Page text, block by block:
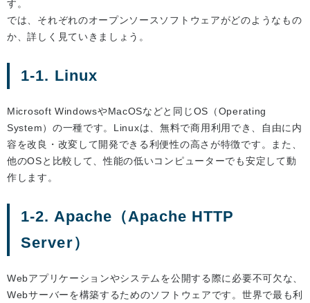
す。
では、それぞれのオープンソースソフトウェアがどのようなもの
か、詳しく見ていきましょう。
1-1. Linux
Microsoft WindowsやMacOSなどと同じOS（Operating
System）の一種です。Linuxは、無料で商用利用でき、自由に内
容を改良・改変して開発できる利便性の高さが特徴です。また、
他のOSと比較して、性能の低いコンピューターでも安定して動
作します。
1-2. Apache（Apache HTTP
Server）
Webアプリケーションやシステムを公開する際に必要不可欠な、
Webサーバーを構築するためのソフトウェアです。世界で最も利